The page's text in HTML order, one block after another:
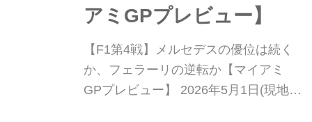
アミGPプレビュー】
【F1第4戦】メルセデスの優位は続く
か、フェラーリの逆転か【マイアミ
GPプレビュー】 2026年5月1日(現地時